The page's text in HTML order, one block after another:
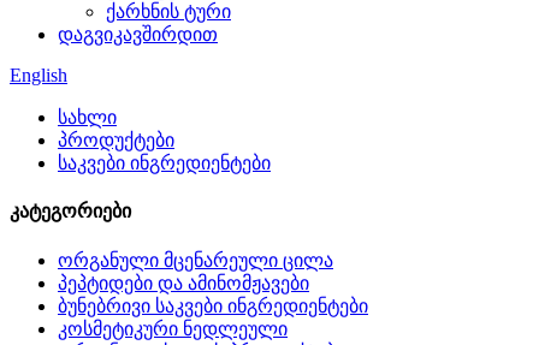
ქარხნის ტური
დაგვიკავშირდით
English
სახლი
პროდუქტები
საკვები ინგრედიენტები
კატეგორიები
ორგანული მცენარეული ცილა
პეპტიდები და ამინომჟავები
ბუნებრივი საკვები ინგრედიენტები
კოსმეტიკური ნედლეული